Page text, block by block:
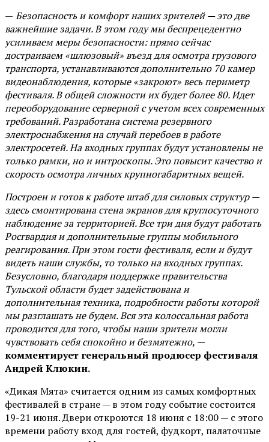
— Безопасность и комфорт наших зрителей — это две
важнейшие задачи. В этом году мы беспрецедентно
усиливаем меры безопасности: прямо сейчас
достраиваем «шлюзовый» въезд для осмотра грузового
транспорта, устанавливаются дополнительно 70 камер
видеонаблюдения, которые «закроют» весь периметр
фестиваля. В общей сложности их будет более 80. Идет
переоборудование серверной с учетом всех современных
требований. Разработана система резервного
электроснабжения на случай перебоев в работе
электросетей. На входных группах будут установлены не
только рамки, но и интроскопы. Это повысит качество и
скорость осмотра личных крупногабаритных вещей.
Построен и готов к работе штаб для силовых структур —
здесь смонтирована стена экранов для круглосуточного
наблюдение за территорией. Все три дня будут работать
Росгвардия и дополнительные группы мобильного
реагирования. При этом гости фестиваля, если и будут
видеть наши службы, то только на входных группах.
Безусловно, благодаря поддержке правительства
Тульской области будет задействована и
дополнительная техника, подробности работы которой
мы разглашать не будем. Вся эта колоссальная работа
проводится для того, чтобы наши зрители могли
чувствовать себя спокойно и безмятежно, —
комментирует генеральный продюсер фестиваля
Андрей Клюкин.
«Дикая Мята» считается одним из самых комфортных
фестивалей в стране — в этом году событие состоится
19-21 июня. Двери откроются 18 июня с 18:00 — с этого
времени работу вход для гостей, фудкорт, палаточные